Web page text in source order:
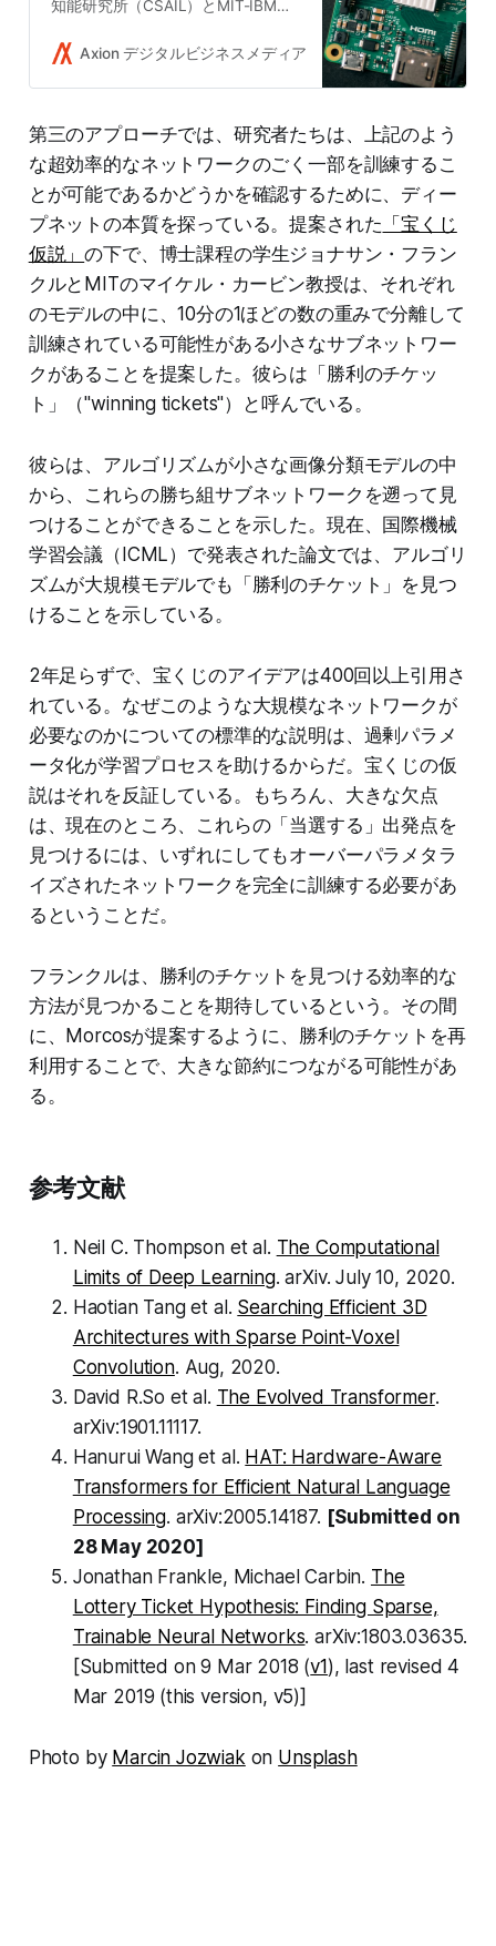
知能研究所（CSAIL）とMIT-IBMワ
GoogleのTransformerアーキテクチ
グ技術であるHardware-Aware
た。
Axion デジタルビジネスメディア Takushi Yoshida
第三のアプローチでは、研究者たちは、上記のよう
な超効率的なネットワークのごく一部を訓練するこ
とが可能であるかどうかを確認するために、ディー
プネットの本質を探っている。提案された 「宝くじ
仮説」の下で、博士課程の学生ジョナサン・フラン
クルとMITのマイケル・カービン教授は、それぞれ
のモデルの中に、10分の1ほどの数の重みで分離して
訓練されている可能性がある小さなサブネットワー
クがあることを提案した。彼らは「勝利のチケッ
ト」（"winning tickets"）と呼んでいる。
彼らは、アルゴリズムが小さな画像分類モデルの中
から、これらの勝ち組サブネットワークを遡って見
つけることができることを示した。現在、国際機械
学習会議（ICML）で発表された論文では、アルゴリ
ズムが大規模モデルでも「勝利のチケット」を見つ
けることを示している。
2年足らずで、宝くじのアイデアは400回以上引用さ
れている。なぜこのような大規模なネットワークが
必要なのかについての標準的な説明は、過剰パラメ
ータ化が学習プロセスを助けるからだ。宝くじの仮
説はそれを反証している。もちろん、大きな欠点
は、現在のところ、これらの「当選する」出発点を
見つけるには、いずれにしてもオーバーパラメタラ
イズされたネットワークを完全に訓練する必要があ
るということだ。
フランクルは、勝利のチケットを見つける効率的な
方法が見つかることを期待しているという。その間
に、Morcosが提案するように、勝利のチケットを再
利用することで、大きな節約につながる可能性があ
る。
参考文献
Neil C. Thompson et al. The Computational
Limits of Deep Learning. arXiv. July 10, 2020.
Haotian Tang et al. Searching Efficient 3D
Architectures with Sparse Point-Voxel
Convolution. Aug, 2020.
David R.So et al. The Evolved Transformer.
arXiv:1901.11117.
Hanurui Wang et al. HAT: Hardware-Aware
Transformers for Efficient Natural Language
Processing. arXiv:2005.14187. [Submitted on
28 May 2020]
Jonathan Frankle, Michael Carbin. The
Lottery Ticket Hypothesis: Finding Sparse,
Trainable Neural Networks. arXiv:1803.03635.
[Submitted on 9 Mar 2018 (v1 ), last revised 4
Mar 2019 (this version, v5)]
Photo by Marcin Jozwiakon Unsplash